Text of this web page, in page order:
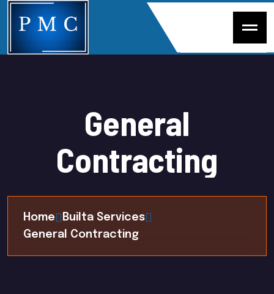
General
Contracting
Home
Builta Services
General Contracting